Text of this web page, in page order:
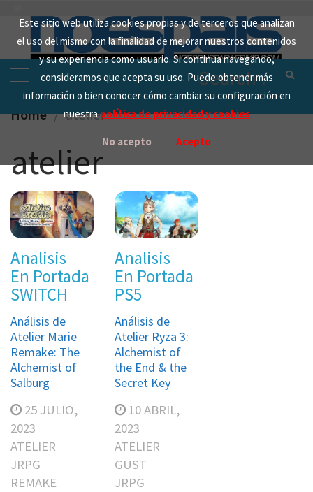
Este sitio web utiliza cookies propias y de terceros que analizan
el uso del mismo con la finalidad de mejorar nuestros contenidos
y su experiencia como usuario. Si continua navegando,
consideramos que acepta su uso. Puede obtener más
información o bien conocer cómo cambiar su configuración en
nuestrapolítica de privacidad y cookies
No acepto Acepto
content
Search
for:
Home atelier
atelier
Analisis
En Portada
SWITCH
Análisis de
Atelier Marie
Remake: The
Alchemist of
Salburg
25 JULIO,
2023
ATELIER
JRPG
REMAKE
Analisis
En Portada
PS5
Análisis de
Atelier Ryza 3:
Alchemist of
the End & the
Secret Key
10 ABRIL,
2023
ATELIER
GUST
JRPG